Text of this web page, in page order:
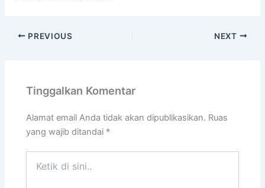
PREVIOUS NEXT
Tinggalkan Komentar
Alamat email Anda tidak akan dipublikasikan. Ruas
yang wajib ditandai *